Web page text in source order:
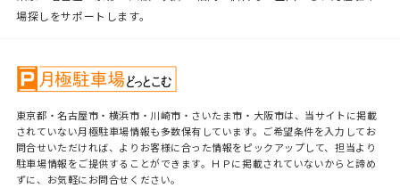
場探しをサポートします。
東京都・名古屋市・横浜市・川崎市・さいたま市・大阪市は、当サイトに掲載
されていない月極駐車場情報も多数保有しています。ご希望条件を入力してお
問合せいただければ、よりお客様に合った情報をピックアップして、担当より
駐車場情報をご提供することができます。ＨＰに掲載されていないからと諦め
ずに、お気軽にお問合せください。